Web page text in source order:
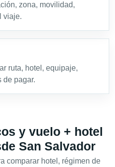
zona, movilidad,
viaje.
ruta, hotel, equipaje,
de pagar.
y vuelo + hotel
San Salvador
comparar hotel, régimen de